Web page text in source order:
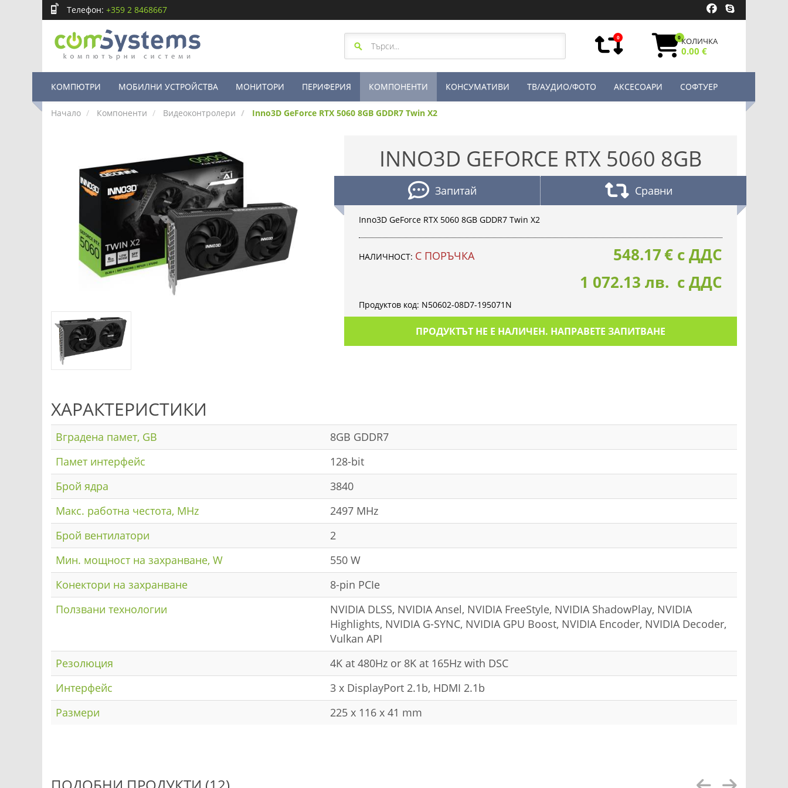
Телефон: +359 2 8468667
0 0КОЛИЧКА
0.00 €
КОМПЮТРИ МОБИЛНИ УСТРОЙСТВА МОНИТОРИ ПЕРИФЕРИЯ КОМПОНЕНТИ КОНСУМАТИВИ ТВ/АУДИО/ФОТО АКСЕСОАРИ СОФТУЕР
Начало Компоненти Видеоконтролери Inno3D GeForce RTX 5060 8GB GDDR7 Twin X2
INNO3D GEFORCE RTX 5060 8GB
Запитай Сравни
Inno3D GeForce RTX 5060 8GB GDDR7 Twin X2
НАЛИЧНОСТ: С ПОРЪЧКА 548.17€ с ДДС
1 072.13 лв. с ДДС
Продуктов код: N50602-08D7-195071N
ПРОДУКТЪТ НЕ Е НАЛИЧЕН. НАПРАВЕТЕ ЗАПИТВАНЕ
ХАРАКТЕРИСТИКИ
Вградена памет, GB
8GB GDDR7
Памет интерфейс
128-bit
Брой ядра
3840
Макс. работна честота, MHz
2497 MHz
Брой вентилатори
2
Мин. мощност на захранване, W
550 W
Конектори на захранване
8-pin PCIe
Ползвани технологии
NVIDIA DLSS, NVIDIA Ansel, NVIDIA FreeStyle, NVIDIA ShadowPlay, NVIDIA
Highlights, NVIDIA G-SYNC, NVIDIA GPU Boost, NVIDIA Encoder, NVIDIA Decoder,
Vulkan API
Резолюция
4K at 480Hz or 8K at 165Hz with DSC
Интерфейс
3 x DisplayPort 2.1b, HDMI 2.1b
Размери
225 x 116 x 41 mm